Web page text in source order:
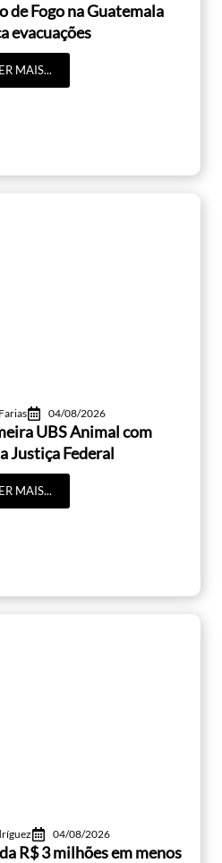
de Fogo na Guatemala
evacuações
MAIS...
04/08/2026
UBS Animal com
Justiça Federal
MAIS...
04/08/2026
R$ 3 milhões em menos